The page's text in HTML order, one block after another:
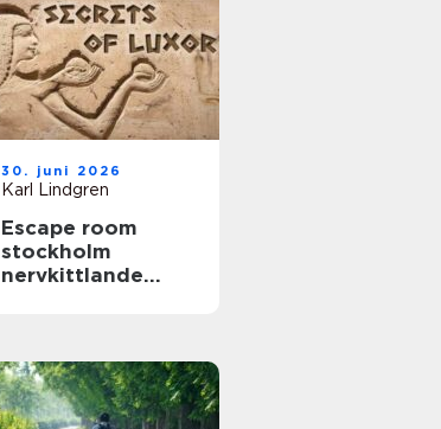
30. juni 2026
Karl Lindgren
Escape room
stockholm
nervkittlande